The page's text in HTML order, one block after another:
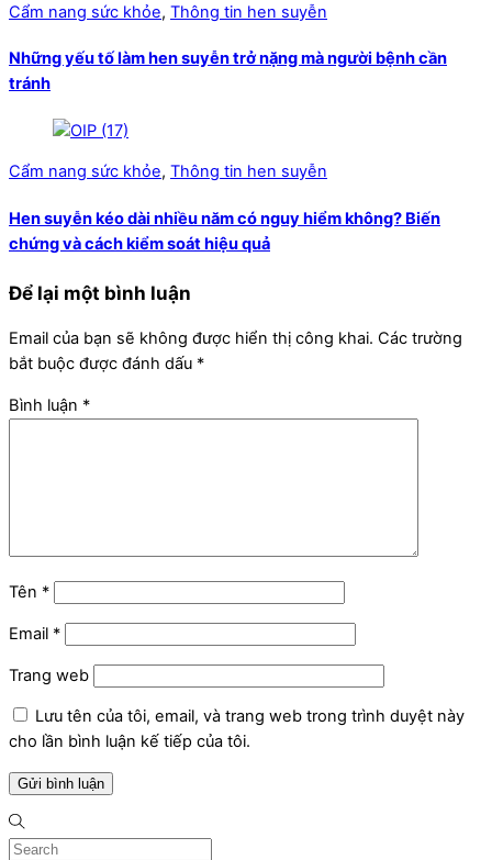
Cẩm nang sức khỏe, Thông tin hen suyễn
Những yếu tố làm hen suyễn trở nặng mà người bệnh cần
tránh
Cẩm nang sức khỏe, Thông tin hen suyễn
Hen suyễn kéo dài nhiều năm có nguy hiểm không? Biến
chứng và cách kiểm soát hiệu quả
Để lại một bình luận
Email của bạn sẽ không được hiển thị công khai. Các trường
bắt buộc được đánh dấu *
Bình luận *
Tên *
Email *
Trang web
Lưu tên của tôi, email, và trang web trong trình duyệt này
cho lần bình luận kế tiếp của tôi.